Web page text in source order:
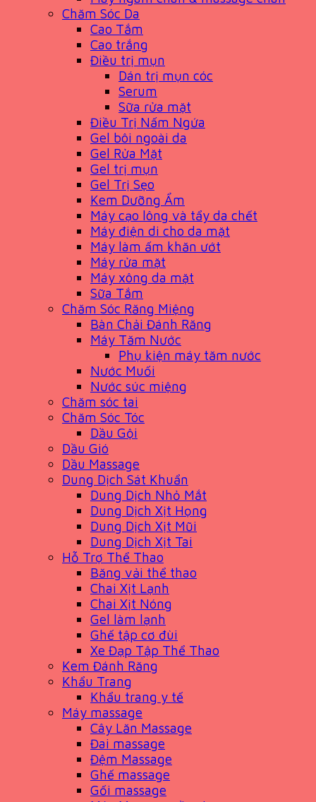
Chăm Sóc Da
Cao Tắm
Cao trắng
Điều trị mụn
Dán trị mụn cóc
Serum
Sữa rửa mặt
Điều Trị Nấm Ngứa
Gel bôi ngoài da
Gel Rửa Mặt
Gel trị mụn
Gel Trị Sẹo
Kem Dưỡng Ẩm
Máy cạo lông và tẩy da chết
Máy điện di cho da mặt
Máy làm ấm khăn ướt
Máy rửa mặt
Máy xông da mặt
Sữa Tắm
Chăm Sóc Răng Miệng
Bàn Chải Đánh Răng
Máy Tăm Nước
Phụ kiện máy tăm nước
Nước Muối
Nước súc miệng
Chăm sóc tai
Chăm Sóc Tóc
Dầu Gội
Dầu Gió
Dầu Massage
Dung Dịch Sát Khuẩn
Dung Dịch Nhỏ Mắt
Dung Dịch Xịt Họng
Dung Dịch Xịt Mũi
Dung Dịch Xịt Tai
Hỗ Trợ Thể Thao
Băng vải thể thao
Chai Xịt Lạnh
Chai Xịt Nóng
Gel làm lạnh
Ghế tập cơ đùi
Xe Đạp Tập Thể Thao
Kem Đánh Răng
Khẩu Trang
Khẩu trang y tế
Máy massage
Cây Lăn Massage
Đai massage
Đệm Massage
Ghế massage
Gối massage